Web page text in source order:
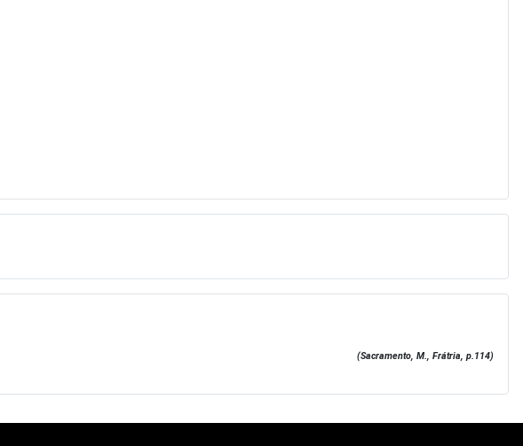
(Sacramento, M., Frátria, p.114)